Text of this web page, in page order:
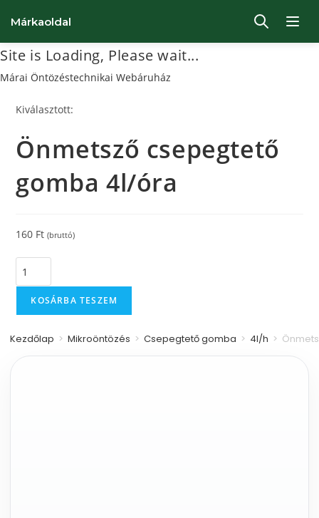
Site is Loading, Please wait...
Ugrás
tartalomhoz
Márai Öntözéstechnikai Webáruház
Márkaoldal
Kiválasztott:
Önmetsző csepegtető
gomba 4l/óra
160 Ft (bruttó)
Önmetsző
csepegtető
gomba
4l/
óra
mennyiség
KOSÁRBA TESZEM
Kezdőlap > Mikroöntözés > Csepegtető gomba > 4l/h >